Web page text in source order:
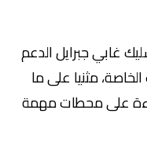
غابي جبرايل الدعم
مثنيا على ما
على محطات مهمة